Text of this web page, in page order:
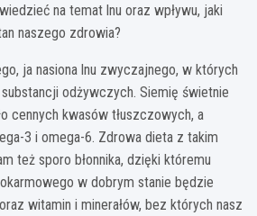
na temat lnu oraz wpływu, jaki
naszego zdrowia?
ja nasiona lnu zwyczajnego, w których
odżywczych. Siemię świetnie
cennych kwasów tłuszczowych, a
3 i omega-6. Zdrowa dieta z takim
też sporo błonnika, dzięki któremu
w dobrym stanie będzie
witamin i minerałów, bez których nasz